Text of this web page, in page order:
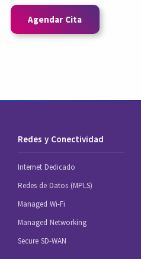
Agendar Cita
Redes y Conectividad
Internet Dedicado
Redes de Datos (MPLS)
Managed Wi-Fi
Managed Networking
Secure SD-WAN